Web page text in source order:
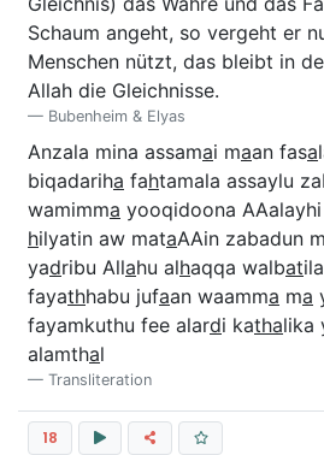
Schaum angeht, so vergeht er
Menschen nützt, das bleibt in
Allah die Gleichnisse.
Bubenheim & Elyas
Anzala mina assamai maan fasa
biqadariha fahtamala assaylu
wamimma yooqidoona
hilyatin aw mataAAin zabadun
yadribu Allahu alhaqqa walbat
fayathhabu jufaan waamma ma
fayamkuthu fee alardi kathalika
alamthal
Transliteration
18